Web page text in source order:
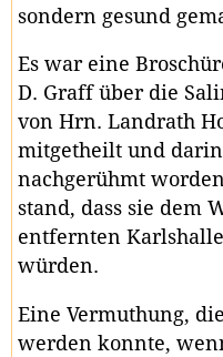
sondern gesund
Es war eine
D. Graff über die
von Hrn. Landrath
mitgetheilt und darin
nachgerühmt
stand, dass sie dem
entfernten
würden.
Eine Vermuthung,
werden konnte,